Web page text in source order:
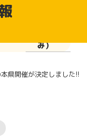
み）
県開催が決定しました!!